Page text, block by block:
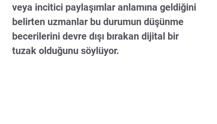
veya incitici paylaşımlar anlamına geldiğini
belirten uzmanlar bu durumun düşünme
becerilerini devre dışı bırakan dijital bir
tuzak olduğunu söylüyor.